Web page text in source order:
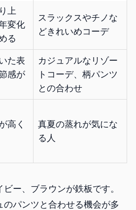
上
変化
る
スラックスやチノな
どきれいめコーデ
た表
感が
カジュアルなリゾー
トコーデ、柄パンツ
との合わせ
高く
真夏の蒸れが気にな
る人
ー、ブラウンが鉄板です。
のパンツと合わせる機会が多